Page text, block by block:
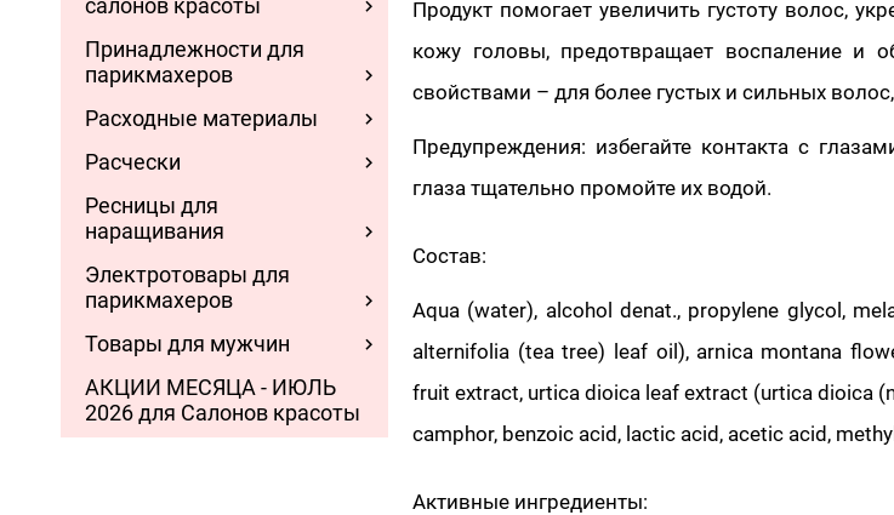
салонов красоты
Принадлежности для
парикмахеров
Расходные материалы
Расчески
Ресницы для
наращивания
Электротовары для
парикмахеров
Товары для мужчин
АКЦИИ МЕСЯЦА - ИЮЛЬ
2026 для Салонов красоты
Продукт помогает увеличить густоту волос,
кожу головы, предотвращает воспаление и
свойствами – для более густых и сильных
Предупреждения: избегайте контакта с
глаза тщательно промойте их водой.
Состав:
Aqua (water), alcohol denat., propylene glycol,
alternifolia (tea tree) leaf oil), arnica montana
fruit extract, urtica dioica leaf extract (urtica dioica
camphor, benzoic acid, lactic acid, acetic acid,
Активные ингредиенты: